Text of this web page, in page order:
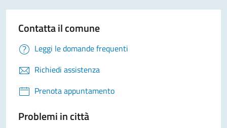
Contatta il comune
Leggi le domande frequenti
Richiedi assistenza
Prenota appuntamento
Problemi in città